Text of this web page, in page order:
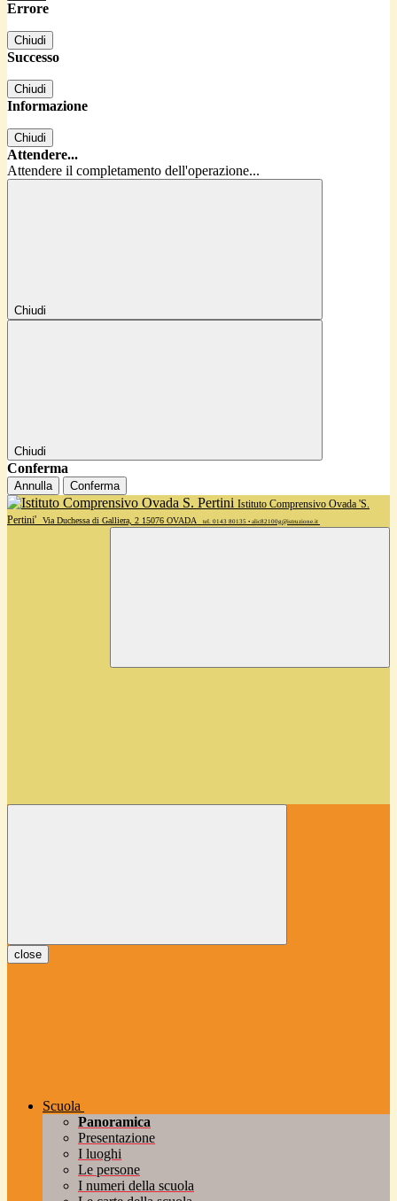
Errore
Chiudi
Successo
Chiudi
Informazione
Chiudi
Attendere...
Attendere il completamento dell'operazione...
Chiudi
Chiudi
Conferma
Annulla Conferma
Istituto Comprensivo Ovada 'S.
Pertini'
Via Duchessa di Galliera, 2 15076 OVADA tel. 0143 80135 • alic82100g@istruzione.it
close
Scuola
Panoramica
Presentazione
I luoghi
Le persone
I numeri della scuola